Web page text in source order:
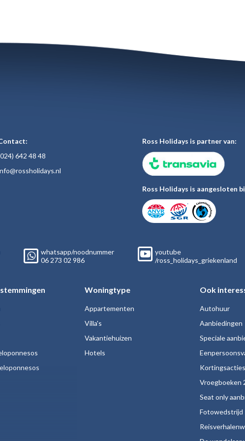
642 48 48
o@rossholidays.nl
Ross Holidays is partner van:
Ross Holidays is aangesloten
whatsapp/noodnummer
06 273 02 986
youtube
/ross_holidays_griekenland
Woningtype
Appartementen
Villa's
Vakantiehuizen
Hotels
Ook
Autohuur
Aanbiedingen
Speciale
Kortingsacties
Vroegboeken
Seat only
Fotowedstrijd